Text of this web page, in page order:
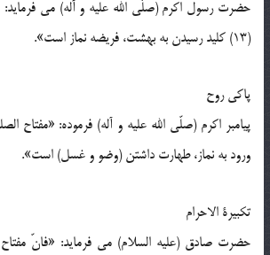
حضرت رسول اکرم (صلّی الله علیه و آله) می فرماید:
(13) کلید رسیدن به بهشت، فریضه نماز است».
پاکی روح
ورود به نماز، طهارت داشتن (وضو و غسل) است».
تکبیرة الاحرام